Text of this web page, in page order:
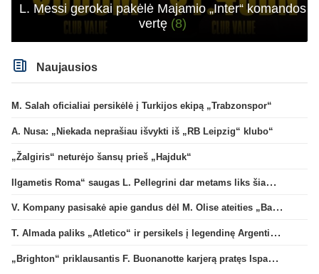
L. Messi gerokai pakėlė Majamio „Inter“ komandos
vertę (8)
Naujausios
M. Salah oficialiai persikėlė į Turkijos ekipą „Trabzonspor“
A. Nusa: „Niekada neprašiau išvykti iš „RB Leipzig“ klubo“
„Žalgiris“ neturėjo šansų prieš „Hajduk“
Ilgametis Roma“ saugas L. Pellegrini dar metams liks šiame klube
V. Kompany pasisakė apie gandus dėl M. Olise ateities „Bayern“ gretose
T. Almada paliks „Atletico“ ir persikels į legendinę Argentinos ekipą
„Brighton“ priklausantis F. Buonanotte karjerą pratęs Ispanijoje